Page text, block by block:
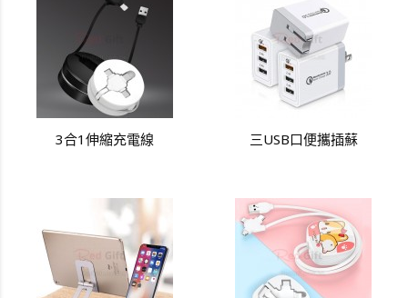
3合1伸縮充電線 三USB口便攜插蘇